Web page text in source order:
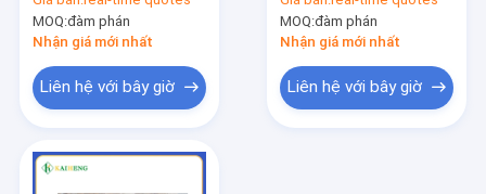
Tin tức
Các trường hợp
lưới kim loại thép
bảo vệ
MOQ:đàm phán
Nhận giá mới nhất
Liên hệ với bây giờ
MOQ:đàm phán
Nhận giá mới nhất
Liên hệ với bây giờ